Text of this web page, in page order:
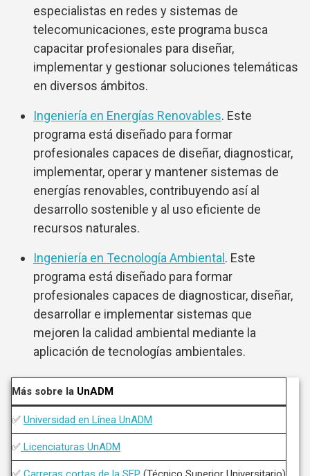
especialistas en redes y sistemas de
telecomunicaciones, este programa busca
capacitar profesionales para diseñar,
implementar y gestionar soluciones telemáticas
en diversos ámbitos.
Ingeniería en Energías Renovables. Este
programa está diseñado para formar
profesionales capaces de diseñar, diagnosticar,
implementar, operar y mantener sistemas de
energías renovables, contribuyendo así al
desarrollo sostenible y al uso eficiente de
recursos naturales.
Ingeniería en Tecnología Ambiental . Este
programa está diseñado para formar
profesionales capaces de diagnosticar, diseñar,
desarrollar e implementar sistemas que
mejoren la calidad ambiental mediante la
aplicación de tecnologías ambientales.
Más sobre la UnADM
✅ Universidad en Línea UnADM
✅ Licenciaturas UnADM